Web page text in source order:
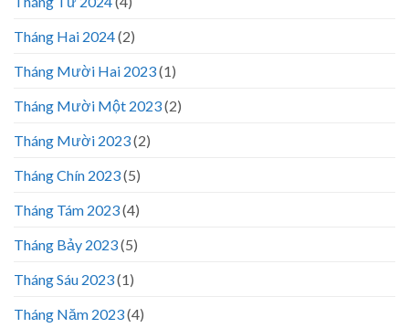
Tháng Hai 2024(2)
Tháng Mười Hai 2023(1)
Tháng Mười Một 2023(2)
Tháng Mười 2023(2)
Tháng Chín 2023(5)
Tháng Tám 2023(4)
Tháng Bảy 2023(5)
Tháng Sáu 2023(1)
Tháng Năm 2023(4)